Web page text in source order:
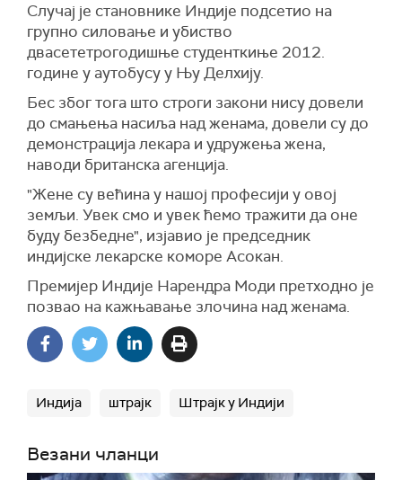
Случај је становнике Индије подсетио на
групно силовање и убиство
двасететрогодишње студенткиње 2012.
године у аутобусу у Њу Делхију.
Бес због тога што строги закони нису довели
до смањења насиља над женама, довели су до
демонстрација лекара и удружења жена,
наводи британска агенција.
"Жене су већина у нашој професији у овој
земљи. Увек смо и увек ћемо тражити да оне
буду безбедне", изјавио је председник
индијске лекарске коморе Асокан.
Премијер Индије Нарендра Моди претходно је
позвао на кажњавање злочина над женама.
Индија штрајк Штрајк у Индији
Везани чланци